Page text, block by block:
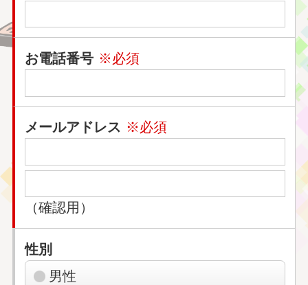
お電話番号 ※必須
メールアドレス ※必須
（確認用）
性別
男性